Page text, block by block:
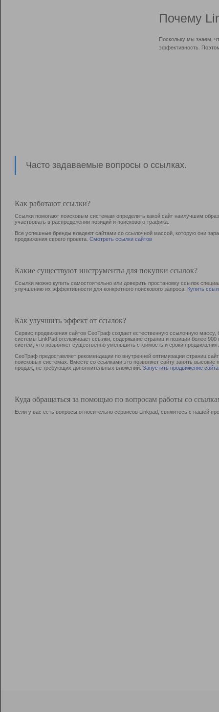
Почему
Поскольку мы знаем,
эффективность.
Часто задаваемые вопросы о ссылках.
Как работают ссылки?
Ссылки помогают поисковым системам определить какой сайт наилучшим
участвовать в раcпределении позиций и поискового трафика.
Все успешные бренды владеют сайтами со ссылочной массой, которую они
продвижения своего проекта. Смотреть ссылки сайтов
Какие существуют инструменты для покупки ссылок?
Ссылки можно купить самостоятельно или доверить простановку ссылок
улучшению их эффективности для конкретного поискового запроса. Купить
Как улучшить эффект от ссылок?
Сервис продвижения сайтов СеоТраф создает естественную ссылочную
системы LinkPad отслеживает ссылки, содержание страниц и позиции более
систем, что позволяет существенно уменьшить стоимость и сроки продвижения.
СеоТраф предоставляет рекомендации по внутренней оптимизации страниц
поисковых системах. Вместе со ссылками это позволяет сайту занять
продаж, не требующих дополнительных вложений. Запустить продвижение сайта
Куда обращаться за помощью по вопросам работы со
Если у вас есть вопросы относительно сервисов Linkpad, свяжитесь с нашей